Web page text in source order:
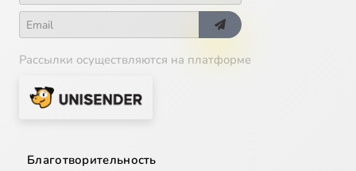
Рассылки осуществляются на платформе
Благотворительность